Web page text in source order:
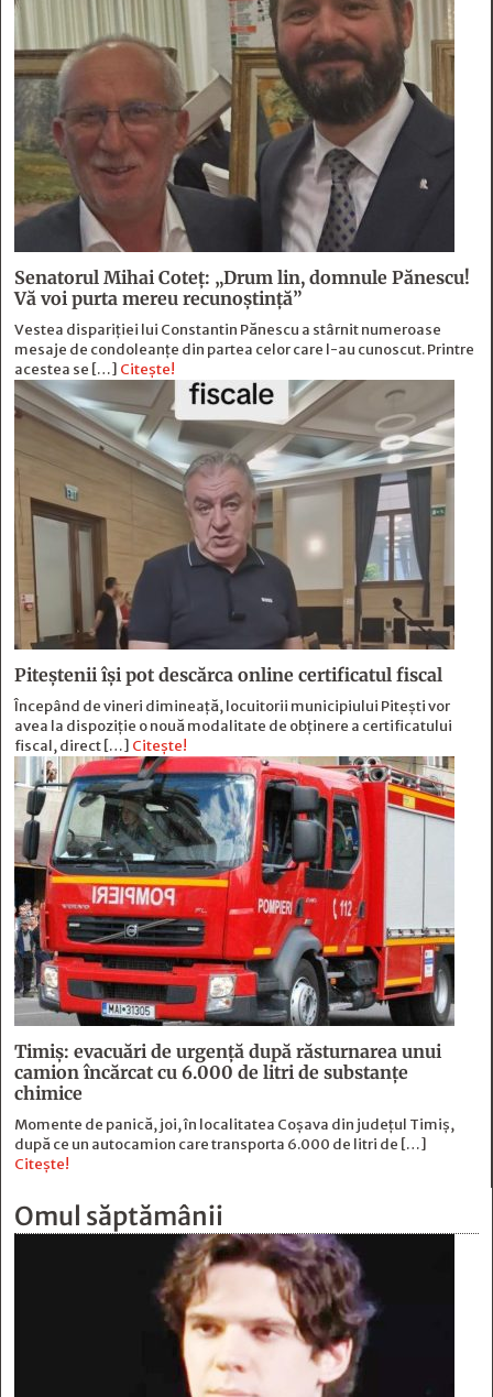
Senatorul Mihai Coteț: „Drum lin, domnule Pănescu!
Vă voi purta mereu recunoștință”
Vestea dispariției lui Constantin Pănescu a stârnit numeroase
mesaje de condoleanțe din partea celor care l-au cunoscut. Printre
acestea se […] Citește!
Piteștenii își pot descărca online certificatul fiscal
Începând de vineri dimineață, locuitorii municipiului Pitești vor
avea la dispoziție o nouă modalitate de obținere a certificatului
fiscal, direct […] Citește!
Timiș: evacuări de urgență după răsturnarea unui
camion încărcat cu 6.000 de litri de substanțe
chimice
Momente de panică, joi, în localitatea Coșava din județul Timiș,
după ce un autocamion care transporta 6.000 de litri de […]
Citește!
Omul săptămânii